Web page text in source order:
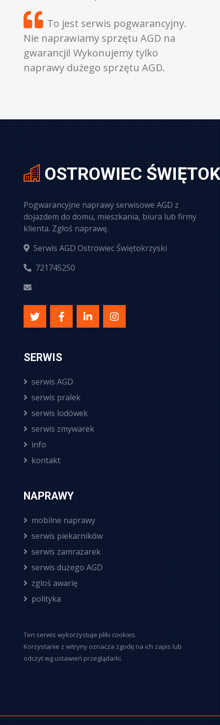
pogwarancyjny.
sprzętu AGD na
tylko
sprzętu AGD.
Zdiagnozowanie
od 100 złotych w górę.
gratis gdy zgodzimy się
sprzętu.
OSTROWIEC
Pogwarancyjne naprawy serwisowe AGD z
dojazdem do domu, mieszkania, biura lub firmy
klienta. Zgłoś naprawę.
Serwis AGD Ostrowiec Świętokrzyski
721745250
SERWIS
serwis AGD
serwis pralek
serwis lodówek
serwis zmywarek
info
kontakt
NAPRAWY
mobilne naprawy
serwis piekarników
serwis zamrażarek
serwis dużego AGD
zgloś awarię
polityka
Ten serwis wykorzystuje pliki cookies.
Korzystanie z witryny oznacza zgodę na ich zapis lub
odczyt wg ustawień przeglądarki.